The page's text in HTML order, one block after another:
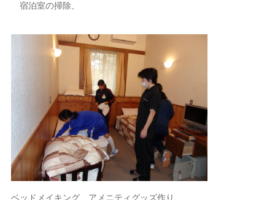
宿泊室の掃除、
ベッドメイキング、アメニティグッズ作り、